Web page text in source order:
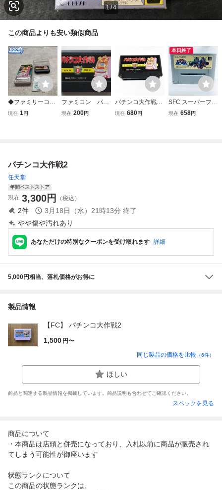
1/4
この商品よりも安い類似商品
◆ファミリーコン
ピューター/ファミ
現在 1円
ファミコン パチ
ンコ大作戦 1 CDS
現在 200円
パチンコ大作戦
【動作確認済】８
現在 680円
本日終了
SFC スーパーファ
ミコン SD機動戦
現在 658円
パチンコ大作戦2
任天堂
年間ベストストア
現在 3,300円 （税込）
2件 3月18日（水）21時13分 終了
やや傷や汚れあり
あなただけの特別なクーポンを受け取れます 詳細
5,000円相当、落札価格がお得に
製品情報
【FC】 パチンコ大作戦2
1,500 円〜
同じ製品の価格を比較 （6件）
ほしい
商品と関連する製品情報を掲載しています。商品説明も合わせてご確認ください。
スペックを見る
商品について
・本商品は店頭と併売になっており、入札以前に商品が販売され
てしまう可能性が御座います
状態ランクについて
この商品の状態ランクは、